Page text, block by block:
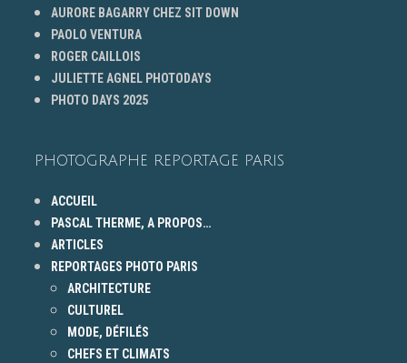
AURORE BAGARRY CHEZ SIT DOWN
PAOLO VENTURA
ROGER CAILLOIS
JULIETTE AGNEL PHOTODAYS
PHOTO DAYS 2025
PHOTOGRAPHE REPORTAGE PARIS
ACCUEIL
PASCAL THERME, A PROPOS…
ARTICLES
REPORTAGES PHOTO PARIS
ARCHITECTURE
CULTUREL
MODE, DÉFILÉS
CHEFS ET CLIMATS